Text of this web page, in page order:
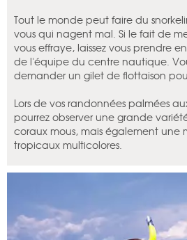
Tout le monde peut faire du
vous qui nagent mal. Si le fait de
vous effraye, laissez vous prendre
de l'équipe du centre nautique.
demander un gilet de flottaison
Lors de vos randonnées palmées
pourrez observer une grande
coraux mous, mais également une
tropicaux multicolores.